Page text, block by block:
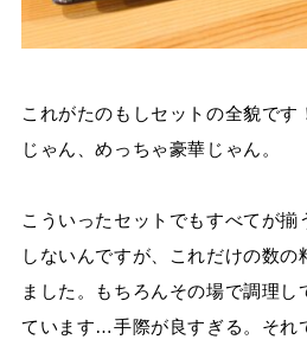
これがたのもしセットの全貌で
じゃん、めっちゃ豪華じゃん。
こういったセットでもすべてが揃
しないんですが、これだけの数の
ました。もちろんその場で調理
ています…手際が良すぎる。それ